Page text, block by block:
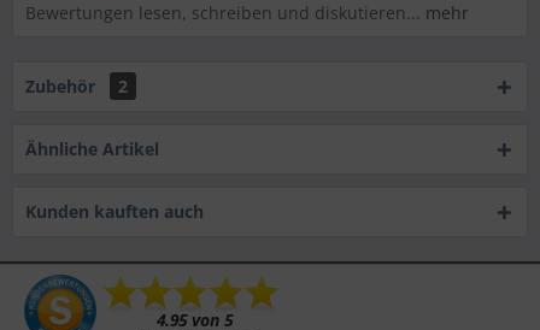
Bewertungen lesen, schreiben und diskutieren... mehr
Zubehör 2
Ähnliche Artikel
Kunden kauften auch